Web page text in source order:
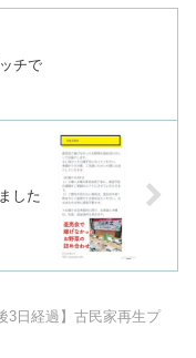
チで
した
3日経過】古民家再生プ